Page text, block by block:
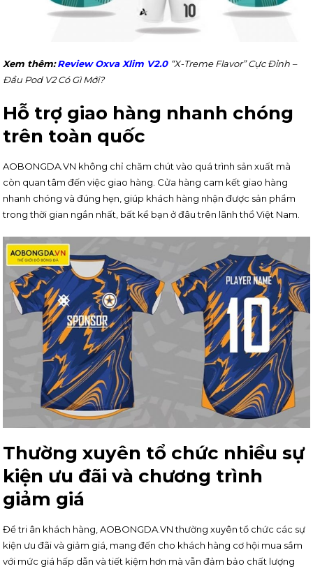
Xem thêm: Review Oxva Xlim V2.0 “X-Treme Flavor” Cực Đỉnh –
Đầu Pod V2 Có Gì Mới?
Hỗ trợ giao hàng nhanh chóng
trên toàn quốc
AOBONGDA.VN không chỉ chăm chút vào quá trình sản xuất mà
còn quan tâm đến việc giao hàng. Cửa hàng cam kết giao hàng
nhanh chóng và đúng hẹn, giúp khách hàng nhận được sản phẩm
trong thời gian ngắn nhất, bất kể bạn ở đâu trên lãnh thổ Việt Nam.
Thường xuyên tổ chức nhiều sự
kiện ưu đãi và chương trình
giảm giá
Để tri ân khách hàng, AOBONGDA.VN thường xuyên tổ chức các sự
kiện ưu đãi và giảm giá, mang đến cho khách hàng cơ hội mua sắm
với mức giá hấp dẫn và tiết kiệm hơn mà vẫn đảm bảo chất lượng